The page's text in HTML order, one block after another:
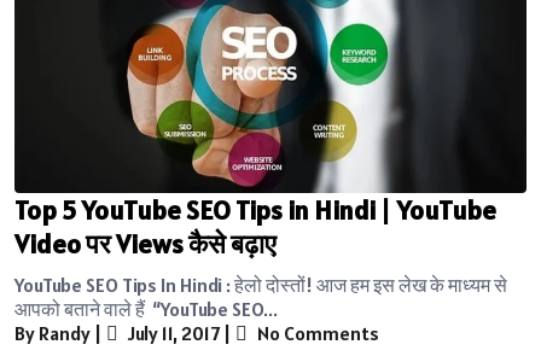
Top 5 YouTube SEO Tips in Hindi | YouTube
Video पर Views कैसे बढ़ाए
YouTube SEO Tips In Hindi : हेलो दोस्तों! आज हम इस लेख के माध्यम से
आपको बताने वाले हैं “YouTube SEO...
By Randy | July 11, 2017| No Comments